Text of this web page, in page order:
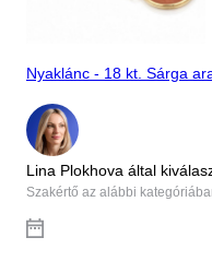
Nyaklánc - 18 kt. Sárga
Lina Plokhova által
Szakértő az alábbi